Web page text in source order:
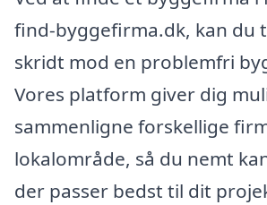
find-byggefirma.dk, kan du
skridt mod en problemfri
Vores platform giver dig
sammenligne forskellige
lokalområde, så du nemt
der passer bedst til dit